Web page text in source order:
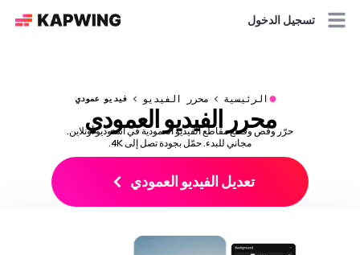
تسجيل الدخول
● الرئيسية محرر الفيديو فيديو عمودي
محرر الفيديو العمودي
حرّر وقص وقطّع مقاطع الفيديو العمودية في استوديو أونلاين.
مجاني للبدء. حمّل بجودة تصل إلى 4K.
تعديل الفيديو العمودي